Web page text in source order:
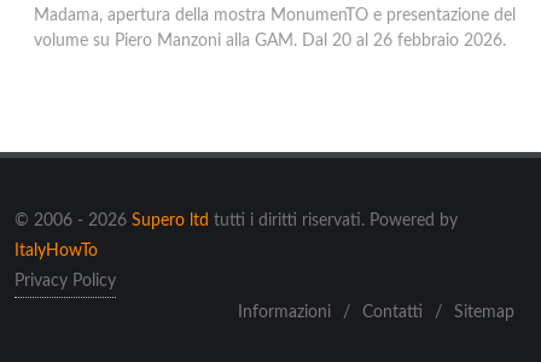
Madama, apertura della mostra MonumenTO e presentazione del
volume su Piero Manzoni alla GAM. Dal 20 al 26 febbraio 2026.
© 2006 - 2026 Supero ltd tutti i diritti riservati. Powered by
ItalyHowTo
Privacy Policy
Informazioni
/ Contatti / Sitemap